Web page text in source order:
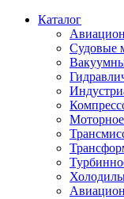
Каталог
Судовые